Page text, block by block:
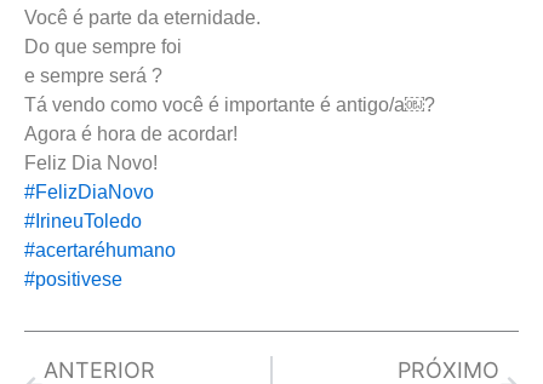
Você é parte da eternidade.
Do que sempre foi
e sempre será ?
Tá vendo como você é importante é antigo/a￼?
Agora é hora de acordar!
Feliz Dia Novo!
#FelizDiaNovo
#IrineuToledo
#acertaréhumano
#positivese
ANTERIOR PRÓXIMO